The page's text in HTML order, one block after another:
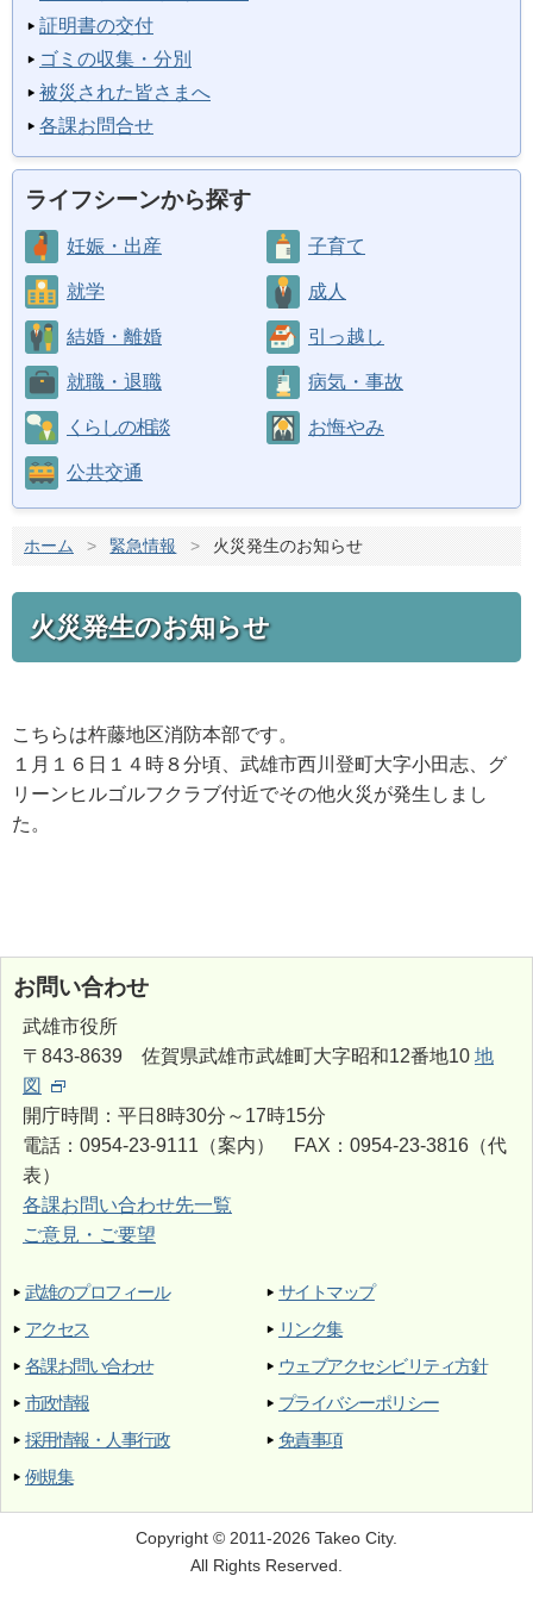
証明書の交付
ゴミの収集・分別
被災された皆さまへ
各課お問合せ
ライフシーンから探す
妊娠・出産 子育て
就学 成人
結婚・離婚 引っ越し
就職・退職 病気・事故
くらしの相談 お悔やみ
公共交通
ホーム > 緊急情報 > 火災発生のお知らせ
火災発生のお知らせ
こちらは杵藤地区消防本部です。
１月１６日１４時８分頃、武雄市西川登町大字小田志、グ
リーンヒルゴルフクラブ付近でその他火災が発生しまし
た。
お問い合わせ
武雄市役所
〒843-8639 佐賀県武雄市武雄町大字昭和12番地10 地
図
開庁時間：平日8時30分～17時15分
電話：0954-23-9111（案内） FAX：0954-23-3816（代
表）
各課お問い合わせ先一覧
ご意見・ご要望
武雄のプロフィール
アクセス
各課お問い合わせ
市政情報
採用情報・人事行政
例規集
サイトマップ
リンク集
ウェブアクセシビリティ方針
プライバシーポリシー
免責事項
Copyright © 2011-2026 Takeo City.
All Rights Reserved.